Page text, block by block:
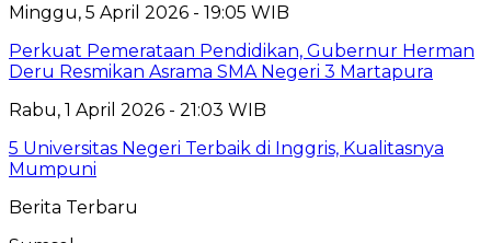
Minggu, 5 April 2026 - 19:05 WIB
Perkuat Pemerataan Pendidikan, Gubernur Herman
Deru Resmikan Asrama SMA Negeri 3 Martapura
Rabu, 1 April 2026 - 21:03 WIB
5 Universitas Negeri Terbaik di Inggris, Kualitasnya
Mumpuni
Berita Terbaru